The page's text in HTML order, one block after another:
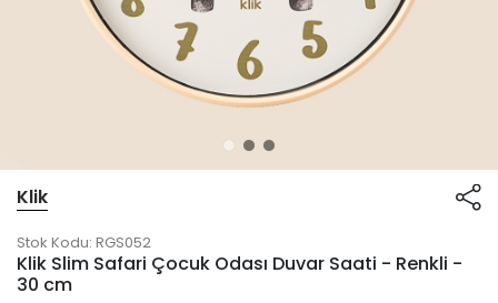
Klik
Stok Kodu: RGS052
Klik Slim Safari Çocuk Odası Duvar Saati - Renkli -
30 cm